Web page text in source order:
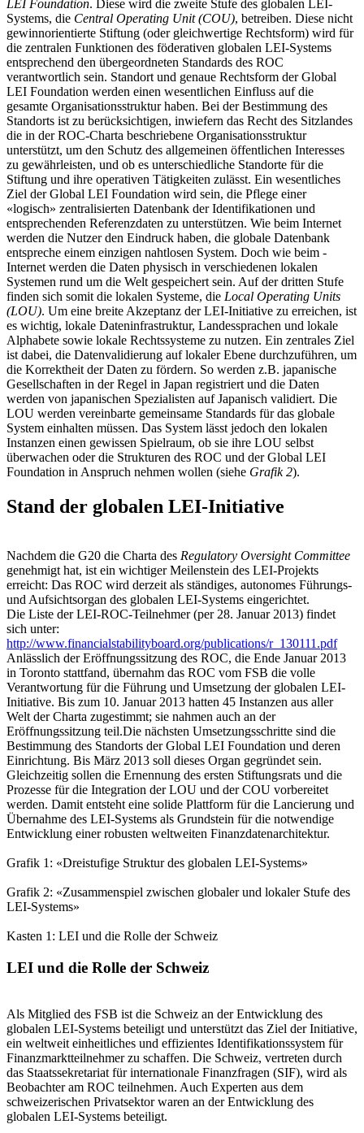
LEI Foundation. Diese wird die zweite Stufe des globalen LEI-
Systems, die Central Operating Unit (COU), betreiben. Diese nicht
gewinnorientierte Stiftung (oder gleichwertige Rechtsform) wird für
die zentralen Funktionen des föderativen globalen LEI-Systems
entsprechend den übergeordneten Standards des ROC
verantwortlich sein. Standort und genaue Rechtsform der Global
LEI Foundation werden einen wesentlichen Einfluss auf die
gesamte Organisationsstruktur haben. Bei der Bestimmung des
Standorts ist zu berücksichtigen, inwiefern das Recht des Sitzlandes
die in der ROC-Charta beschriebene Organisationsstruktur
unterstützt, um den Schutz des allgemeinen öffentlichen Interesses
zu gewährleisten, und ob es unterschiedliche Standorte für die
Stiftung und ihre operativen Tätigkeiten zulässt. Ein wesentliches
Ziel der Global LEI Foundation wird sein, die Pflege einer
­«logisch» zentralisierten Datenbank der Identifikationen und
entsprechenden Referenzdaten zu unterstützen. Wie beim Internet
werden die Nutzer den Eindruck haben, die globale Datenbank
entspreche einem einzigen nahtlosen System. Doch wie beim ­
Internet werden die Daten physisch in ­verschiedenen lokalen
Systemen rund um die Welt gespeichert sein. Auf der dritten Stufe
finden sich somit die lokalen Systeme, die Local Operating Units
(LOU). Um eine breite Akzeptanz der LEI-Initiative zu erreichen, ist
es wichtig, lokale Dateninfrastruktur, Landessprachen und lokale
Alphabete sowie lokale Rechtssysteme zu nutzen. Ein zentrales Ziel
ist dabei, die Datenvalidierung auf lokaler Ebene durchzuführen, um
die Korrektheit der Daten zu fördern. So werden z.B. japanische
Gesellschaften in der Regel in Japan registriert und die Daten
werden von japanischen Spezialisten auf Japanisch validiert. Die
LOU werden vereinbarte gemeinsame Standards für das globale
System einhalten müssen. Das System lässt jedoch den lokalen
Instanzen einen gewissen Spielraum, ob sie ihre LOU selbst
überwachen oder die Strukturen des ROC und der Global LEI
Foundation in Anspruch nehmen wollen (siehe Grafik 2).
Stand der globalen LEI-Initiative
Nachdem die G20 die Charta des Regulatory Oversight Committee
genehmigt hat, ist ein wichtiger Meilenstein des LEI-Projekts
erreicht: Das ROC wird derzeit als ständiges, autonomes Führungs-
und Aufsichtsorgan des globalen LEI-Systems eingerichtet.
Die Liste der LEI-ROC-Teilnehmer (per 28. Januar 2013) findet
sich unter:
http://www.financialstabilityboard.org/publications/r_130111.pdf
Anlässlich der Eröffnungssitzung des ROC, die Ende Januar 2013
in Toronto stattfand, übernahm das ROC vom FSB die volle
Verantwortung für die Führung und Umsetzung der globalen LEI-
Initiative. Bis zum 10. Januar 2013 hatten 45 Instanzen aus aller
Welt der Charta zugestimmt; sie nahmen auch an der
Eröffnungssitzung teil.Die nächsten Umsetzungsschritte sind die
Bestimmung des Standorts der Global LEI Foundation und deren
Einrichtung. Bis März 2013 soll dieses Organ gegründet sein.
Gleichzeitig sollen die Ernennung des ersten Stiftungsrats und die
Prozesse für die Integration der LOU und der COU vorbereitet
werden. Damit entsteht eine solide Plattform für die Lancierung und
Übernahme des LEI-Systems als Grundstein für die notwendige
Entwicklung einer robusten weltweiten Finanzdatenarchitektur.
Grafik 1: «Dreistufige Struktur des globalen LEI-Systems»
Grafik 2: «Zusammenspiel zwischen globaler und lokaler Stufe des
LEI-Systems»
Kasten 1: LEI und die Rolle der Schweiz
LEI und die Rolle der Schweiz
Als Mitglied des FSB ist die Schweiz an der Entwicklung des
globalen LEI-Systems beteiligt und unterstützt das Ziel der Initiative,
ein weltweit einheitliches und effizientes Identifikationssystem für
Finanzmarktteilnehmer zu schaffen. Die Schweiz, vertreten durch
das Staatssekretariat für internationale Finanzfragen (SIF), wird als
Beobachter am ROC teilnehmen. Auch Experten aus dem
schweizerischen Privatsektor waren an der Entwicklung des
globalen LEI-Systems beteiligt.